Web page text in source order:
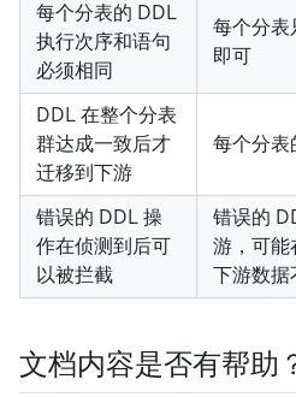
每个分表的 DDL
执行次序和语句
必须相同
每个分表
即可
DDL 在整个分表
群达成一致后才
迁移到下游
每个分表
错误的 DDL 操
作在侦测到后可
以被拦截
错误的
游，可能
下游数据
文档内容是否有帮助